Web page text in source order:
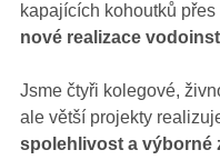
kapajících kohoutků přes
nové realizace
Jsme čtyři kolegové,
ale větší projekty
spolehlivost a výborné